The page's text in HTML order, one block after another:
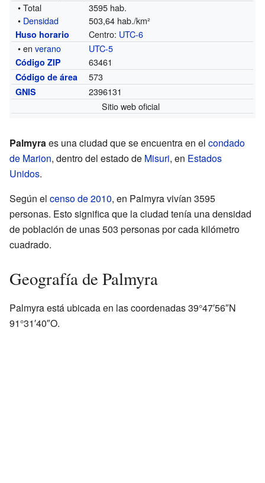
• Total
3595 hab.
• Densidad 503,64 hab./km²
Huso horario Centro: UTC-6
• enverano UTC-5
Código ZIP 63461
Código de área 573
GNIS
2396131
Sitio web oficial
Palmyraes una ciudad que se encuentra en el condado
de Marion, dentro del estado de Misuri, en Estados
Unidos.
Según el censo de 2010, en Palmyra vivían 3595
personas. Esto significa que la ciudad tenía una densidad
de población de unas 503 personas por cada kilómetro
cuadrado.
Geografía de Palmyra
Palmyra está ubicada en las coordenadas 39°47′56″N
91°31′40″O.